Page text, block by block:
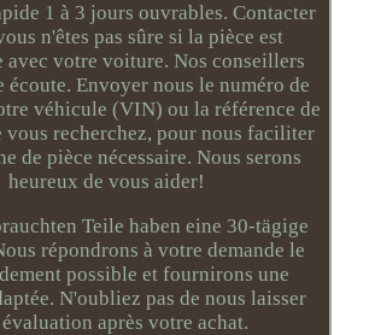
1 à 3 jours ouvrables. Contacter
n'êtes pas sûre si la pièce est
avec votre voiture. Nos conseillers
écoute. Envoyer nous le numéro de
véhicule (VIN) ou la référence de
vous recherchez, pour nous faciliter
de pièce nécessaire. Nous serons
heureux de vous aider!
Teile haben eine 30-tägige
répondrons à votre demande le
possible et fournirons une
N'oubliez pas de nous laisser
après votre achat.